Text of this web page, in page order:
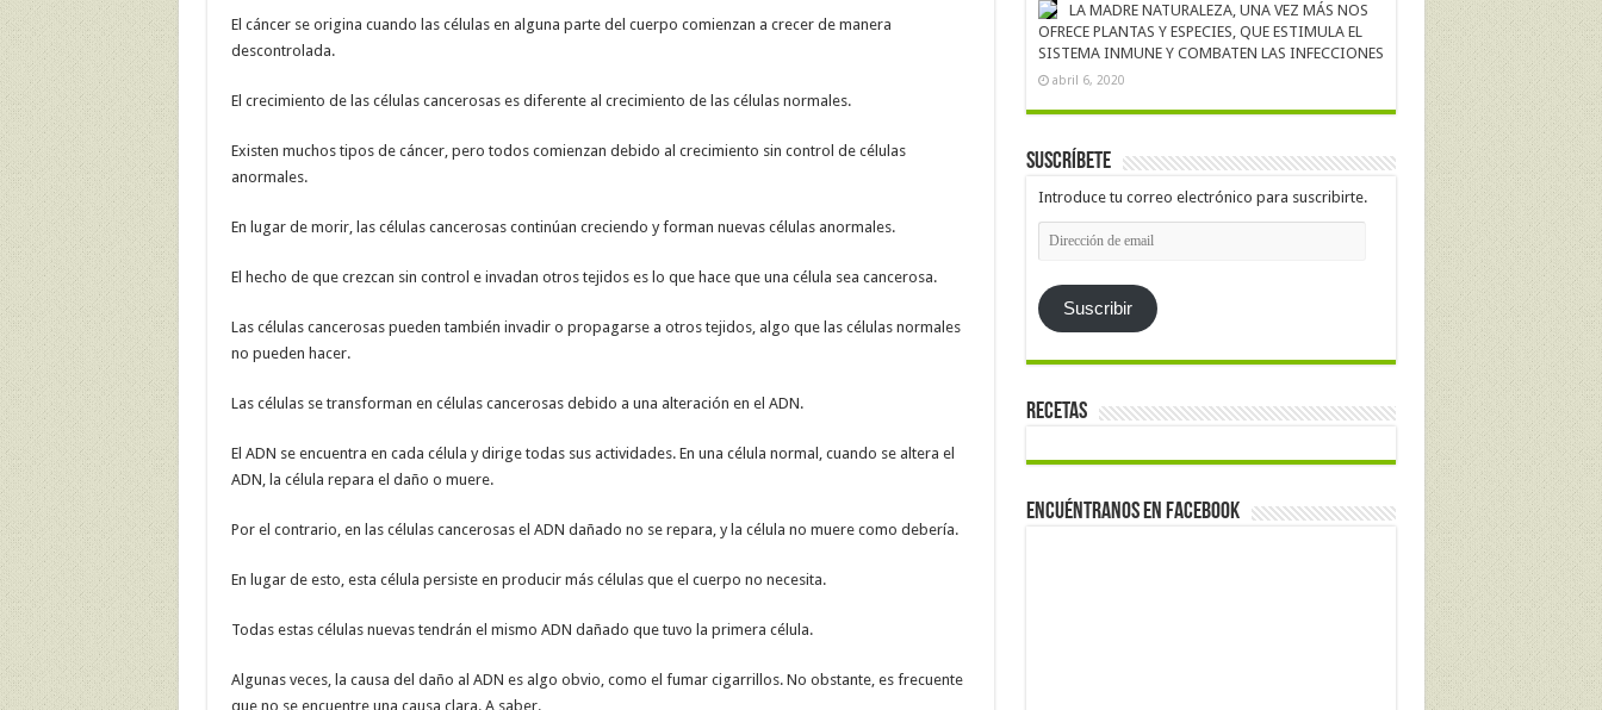
El cáncer se origina cuando las células en alguna parte del cuerpo comienzan a crecer de manera
descontrolada.
El crecimiento de las células cancerosas es diferente al crecimiento de las células normales.
Existen muchos tipos de cáncer, pero todos comienzan debido al crecimiento sin control de células
anormales.
En lugar de morir, las células cancerosas continúan creciendo y forman nuevas células anormales.
El hecho de que crezcan sin control e invadan otros tejidos es lo que hace que una célula sea cancerosa.
Las células cancerosas pueden también invadir o propagarse a otros tejidos, algo que las células normales
no pueden hacer.
Las células se transforman en células cancerosas debido a una alteración en el ADN.
El ADN se encuentra en cada célula y dirige todas sus actividades. En una célula normal, cuando se altera el
ADN, la célula repara el daño o muere.
Por el contrario, en las células cancerosas el ADN dañado no se repara, y la célula no muere como debería.
En lugar de esto, esta célula persiste en producir más células que el cuerpo no necesita.
Todas estas células nuevas tendrán el mismo ADN dañado que tuvo la primera célula.
Algunas veces, la causa del daño al ADN es algo obvio, como el fumar cigarrillos. No obstante, es frecuente
que no se encuentre una causa clara. A saber.
LA MADRE NATURALEZA, UNA VEZ MÁS NOS
OFRECE PLANTAS Y ESPECIES, QUE ESTIMULA EL
SISTEMA INMUNE Y COMBATEN LAS INFECCIONES
abril 6, 2020
Suscríbete
Introduce tu correo electrónico para suscribirte.
Dirección
de
Suscribir
Recetas
Encuéntranos en Facebook